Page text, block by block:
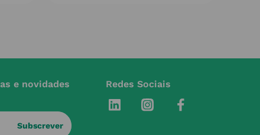
e novidades
Subscrever
Redes Sociais